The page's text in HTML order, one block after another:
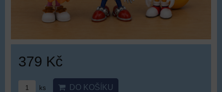
379 Kč
ks DO KOŠÍKU